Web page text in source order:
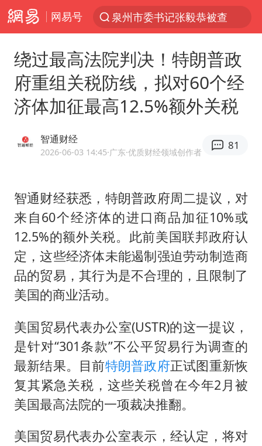
网易号
泉州市委书记张毅恭被查
全球首个长时储能一体化产业园量产
台风白海豚已进入24小时警戒线
陈垣宇0-3张禹珍 国乒男单全军覆没
名创优品回应女子吐槽内裤质量差
上海：台风白海豚或将带来龙卷风
出口禁令驱动有色板块大涨
秋天的第一杯奶茶到底有多火
国防部：中国军队坚决反制任何闹海挑衅图谋
“今天得有40℃了吧 为啥还不预警”
胡彦斌韩磊 谁帮谁
胡彦斌获《歌手2026》歌王
绕过最高法院判决！特朗普政
府重组关税防线，拟对60个经
济体加征最高12.5%额外关税
智通财经
2026-06-03 14:45·广东·优质财经领域创作者
81
智通财经获悉，特朗普政府周二提议，对
来自60个经济体的进口商品加征10%或
12.5%的额外关税。此前美国联邦政府认
定，这些经济体未能遏制强迫劳动制造商
品的贸易，其行为是不合理的，且限制了
美国的商业活动。
美国贸易代表办公室(USTR)的这一提议，
是针对“301条款”不公平贸易行为调查的
最新结果。目前特朗普政府正试图重新恢
复其紧急关税，这些关税曾在今年2月被
美国最高法院的一项裁决推翻。
美国贸易代表办公室表示，经认定，将对